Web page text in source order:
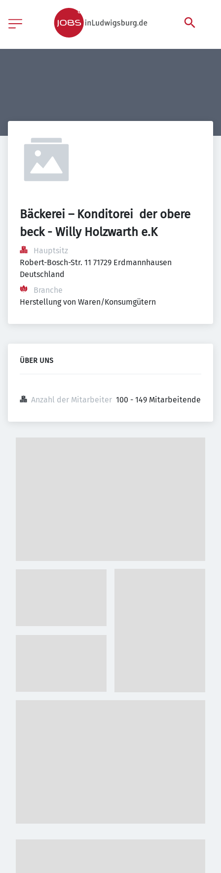
Bäckerei – Konditorei  der obere
beck - Willy Holzwarth e.K
Hauptsitz
Robert-Bosch-Str. 11 71729 Erdmannhausen
Deutschland
Branche
Herstellung von Waren/Konsumgütern
ÜBER UNS
Anzahl der Mitarbeiter 100 - 149 Mitarbeitende